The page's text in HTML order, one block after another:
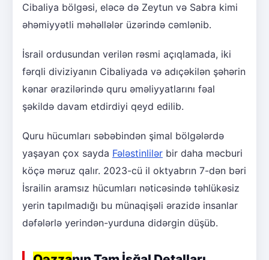
Cibaliya bölgəsi, eləcə də Zeytun və Sabra kimi
əhəmiyyətli məhəllələr üzərində cəmlənib.
İsrail ordusundan verilən rəsmi açıqlamada, iki
fərqli diviziyanın Cibaliyada və adıçəkilən şəhərin
kənar ərazilərində quru əməliyyatlarını fəal
şəkildə davam etdirdiyi qeyd edilib.
Quru hücumları səbəbindən şimal bölgələrdə
yaşayan çox sayda Fələstinlilər bir daha məcburi
köçə məruz qalır. 2023-cü il oktyabrın 7-dən bəri
İsrailin aramsız hücumları nəticəsində təhlükəsiz
yerin tapılmadığı bu münaqişəli ərazidə insanlar
dəfələrlə yerindən-yurduna didərgin düşüb.